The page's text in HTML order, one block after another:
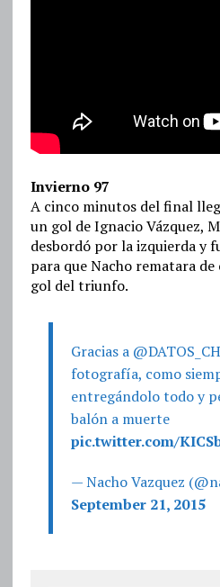
Invierno 97
A cinco minutos del final
un gol de Ignacio Vázquez,
desbordó por la izquierda y
para que Nacho rematara
gol del triunfo.
Gracias a
fotografía, como
entregándolo todo y
balón a muerte
pic.twitter.com/
— Nacho Vazquez
September 21, 2015